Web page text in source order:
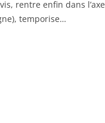
rentre enfin dans l’axe
temporise…